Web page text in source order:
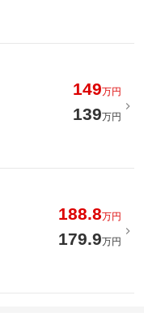
149万円
139万円
188.8万円
179.9万円